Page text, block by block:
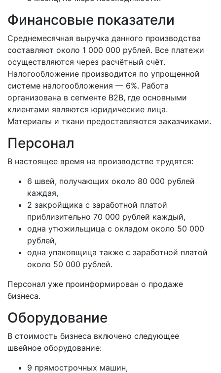
Финансовые показатели
Среднемесячная выручка данного производства
составляют около 1 000 000 рублей. Все платежи
осуществляются через расчётный счёт.
Налогообложение производится по упрощенной
системе налогообложения — 6%. Работа
организована в сегменте B2B, где основными
клиентами являются юридические лица.
Материалы и ткани предоставляются заказчиками.
Персонал
В настоящее время на производстве трудятся:
6 швей, получающих около 80 000 рублей
каждая,
2 закройщика с заработной платой
приблизительно 70 000 рублей каждый,
одна утюжильщица с окладом около 50 000
рублей,
одна упаковщица также с заработной платой
около 50 000 рублей.
Персонал уже проинформирован о продаже
бизнеса.
Оборудование
В стоимость бизнеса включено следующее
швейное оборудование:
9 прямострочных машин,